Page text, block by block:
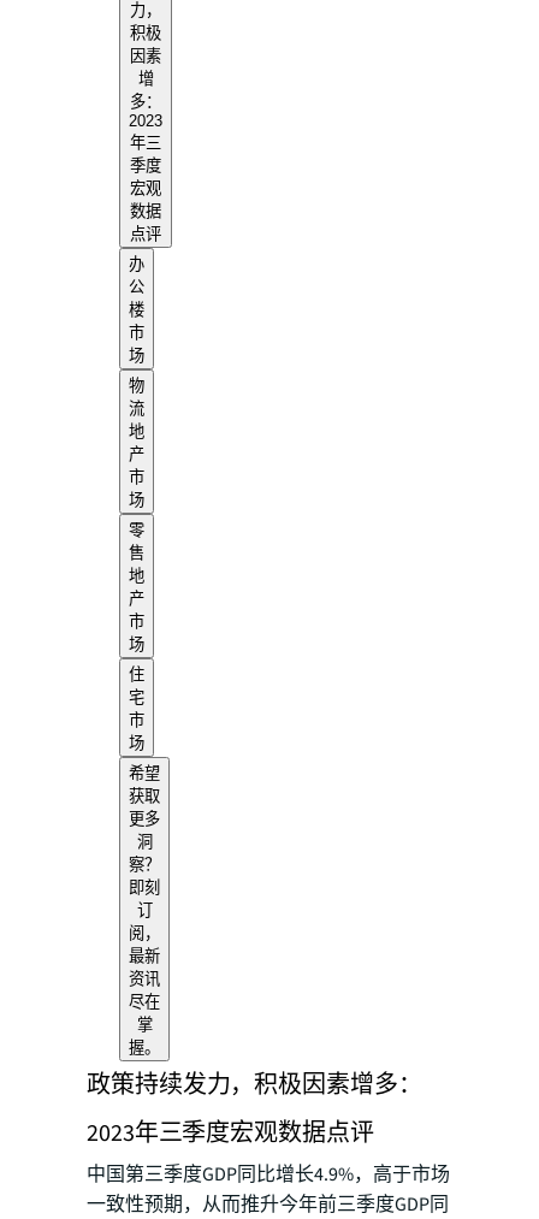
力，
积极
因素
增
多：
2023
年三
季度
宏观
数据
点评
办
公
楼
市
场
物
流
地
产
市
场
零
售
地
产
市
场
住
宅
市
场
希望
获取
更多
洞
察？
即刻
订
阅，
最新
资讯
尽在
掌
握。
政策持续发力，积极因素增多：
2023年三季度宏观数据点评
中国第三季度GDP同比增长4.9%，高于市场
一致性预期，从而推升今年前三季度GDP同